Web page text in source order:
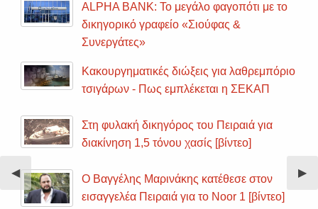
Previous
Slide
◀︎ ▶︎
ALPHA BANK: Το μεγάλο φαγοπότι με το
δικηγορικό γραφείο «Σιούφας &
Συνεργάτες»
Κακουργηματικές διώξεις για λαθρεμπόριο
τσιγάρων - Πως εμπλέκεται η ΣΕΚΑΠ
Στη φυλακή δικηγόρος του Πειραιά για
διακίνηση 1,5 τόνου χασίς [βίντεο]
Ο Βαγγέλης Μαρινάκης κατέθεσε στον
εισαγγελέα Πειραιά για το Noor 1 [βίντεο]